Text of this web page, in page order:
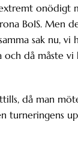
onödigt
BoIS. Men
sak nu,
då måste
då man
turneringens